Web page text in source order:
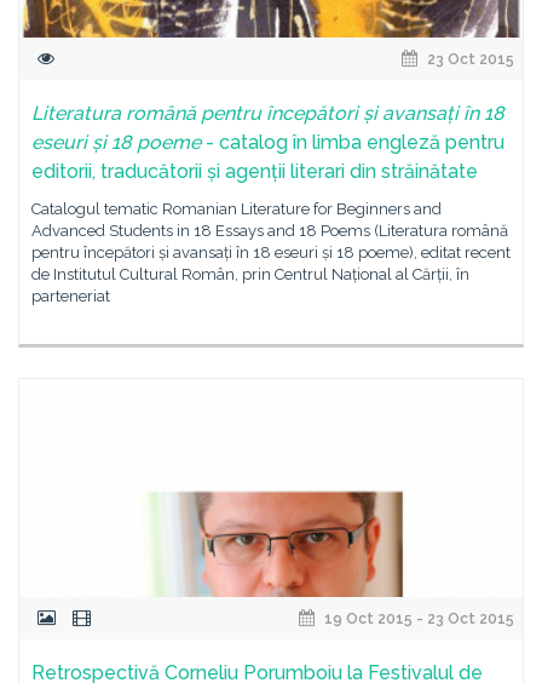
23 Oct 2015
Literatura română pentru începători și avansați în 18
eseuri și 18poeme- catalog în limba engleză pentru
editorii, traducătorii și agenții literari din străinătate
Catalogul tematic Romanian Literature for Beginners and
Advanced Students in 18 Essays and 18 Poems (Literatura română
pentru începători și avansați în 18 eseuri și 18 poeme), editat recent
de Institutul Cultural Român, prin Centrul Național al Cărții, în
parteneriat
19 Oct 2015 - 23 Oct 2015
Retrospectivă Corneliu Porumboiu la Festivalul de